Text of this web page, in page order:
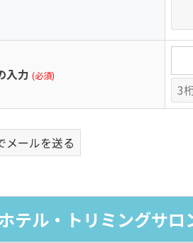
入力 (必須)
メールを送る
テル・トリミングサ